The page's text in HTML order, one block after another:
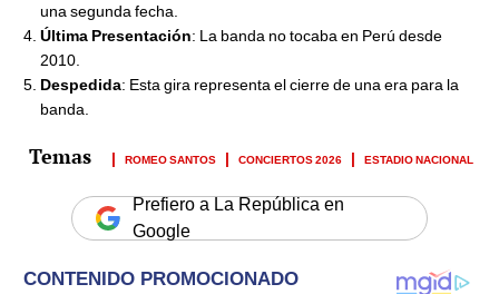
una segunda fecha.
Última Presentación: La banda no tocaba en Perú desde
2010.
Despedida: Esta gira representa el cierre de una era para la
banda.
ROMEO SANTOS CONCIERTOS 2026 ESTADIO NACIONAL
Prefiero a La República en
Google